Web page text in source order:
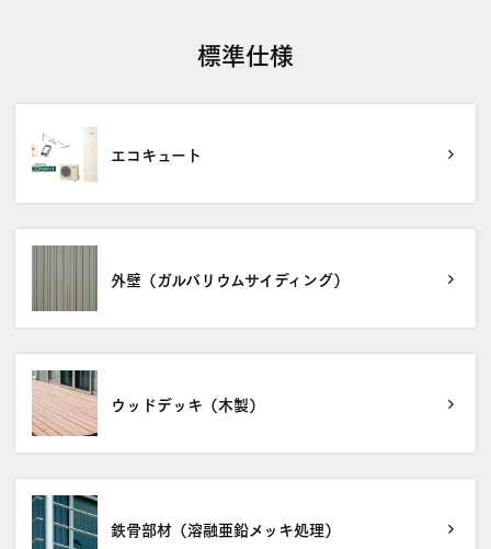
標準仕様
エコキュート
外壁（ガルバリウムサイディング）
ウッドデッキ（木製）
鉄骨部材（溶融亜鉛メッキ処理）